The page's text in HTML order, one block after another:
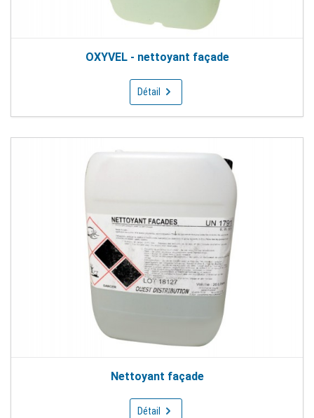
OXYVEL - nettoyant façade
Détail
Nettoyant façade
Détail